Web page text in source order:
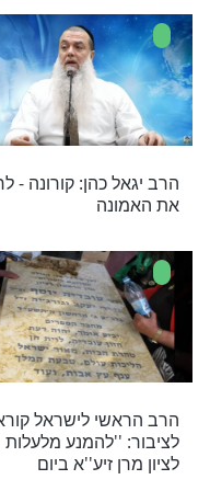
אפשרו לבני
מקיריהן